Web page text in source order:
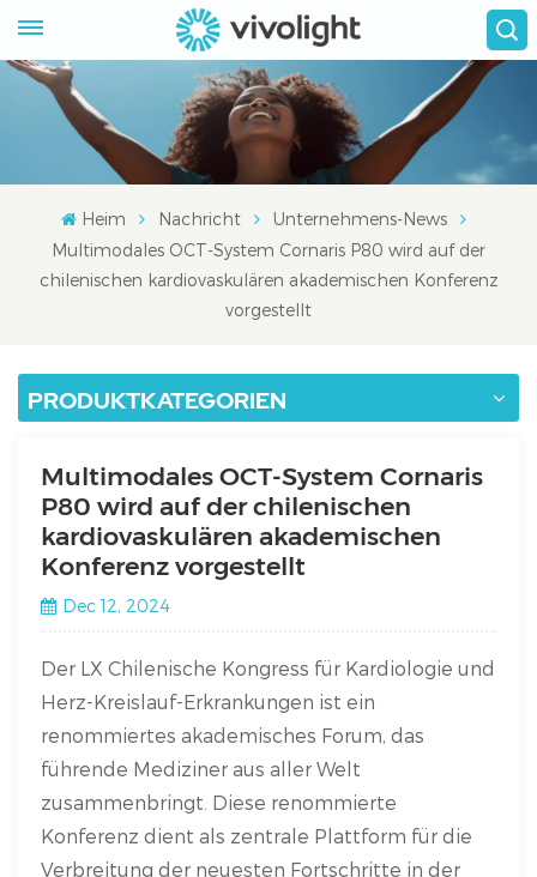
Heim Nachricht
Unternehmens-News
Multimodales OCT-System Cornaris P80 wird auf der
chilenischen kardiovaskulären akademischen Konferenz
vorgestellt
PRODUKTKATEGORIEN
Multimodales OCT-System Cornaris
P80 wird auf der chilenischen
kardiovaskulären akademischen
Konferenz vorgestellt
Dec 12, 2024
Der LX Chilenische Kongress für Kardiologie und
Herz-Kreislauf-Erkrankungen ist ein
renommiertes akademisches Forum, das
führende Mediziner aus aller Welt
zusammenbringt. Diese renommierte
Konferenz dient als zentrale Plattform für die
Verbreitung der neuesten Fortschritte in der